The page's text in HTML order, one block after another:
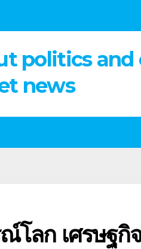
politics
news
โลก เศรษฐกิ